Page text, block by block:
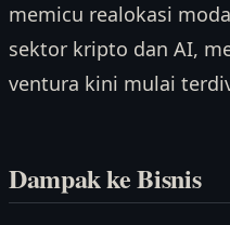
memicu realokasi
sektor kripto dan AI,
ventura kini mulai
Dampak ke Bisnis